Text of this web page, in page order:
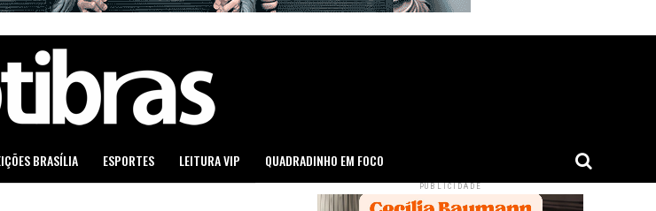
BRASÍLIA ESPORTES LEITURA VIP QUADRADINHO EM FOCO
PUBLICIDADE